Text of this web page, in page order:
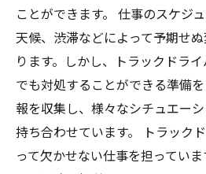
ことができます。 仕事のスケジ
天候、渋滞などによって予期せ
ります。しかし、トラックドラ
でも対処することができる準備
報を収集し、様々なシチュエー
持ち合わせています。 トラック
って欠かせない仕事を担ってい